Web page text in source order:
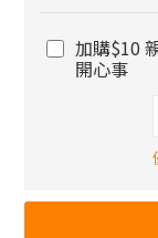
加購$10
開心事